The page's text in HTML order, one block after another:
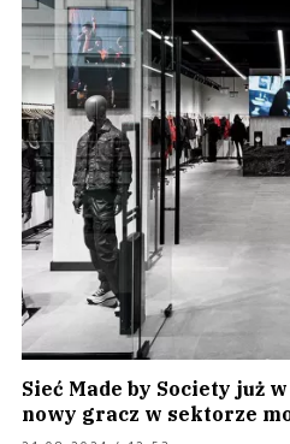
Sieć Made by Society już
nowy gracz w sektorze